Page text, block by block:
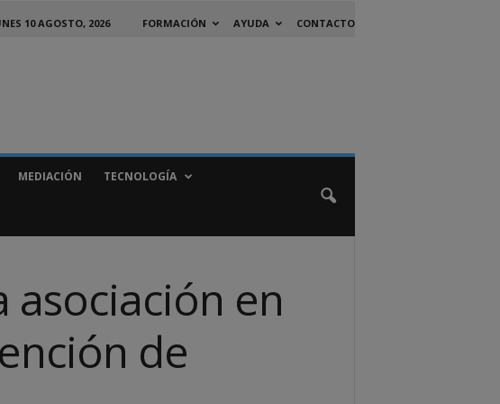
10 AGOSTO, 2026 FORMACIÓN AYUDA CONTACTO
MEDIACIÓN TECNOLOGÍA
asociación en
de